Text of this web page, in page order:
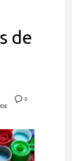
de
0